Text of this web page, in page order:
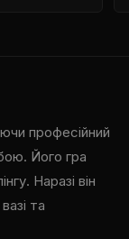
професійний
Його гра
Наразі він
та